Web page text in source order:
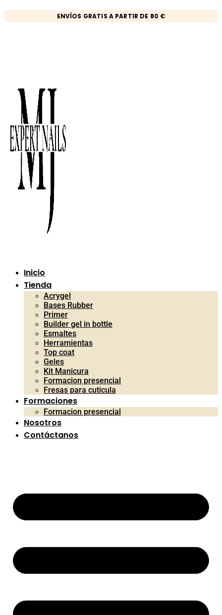
ENVÍOS GRATIS A PARTIR DE 80 €
Inicio
Tienda
Acrygel
Bases Rubber
Primer
Builder gel in bottle
Esmaltes
Herramientas
Top coat
Geles
Kit Manicura
Formacion presencial
Fresas para cuticula
Formaciones
Formacion presencial
Nosotros
Contáctanos